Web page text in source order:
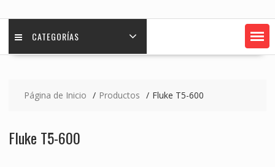
CATEGORÍAS
Página de Inicio Productos Fluke T5-600
Fluke T5-600